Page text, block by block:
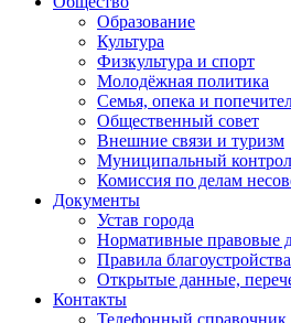
Образование
Культура
Физкультура и спорт
Молодёжная политика
Семья, опека и
Общественный совет
Внешние связи и туризм
Муниципальный
Комиссия по делам
Документы
Устав города
Нормативные правовые
Правила благоустройства
Открытые данные,
Контакты
Телефонный справочник